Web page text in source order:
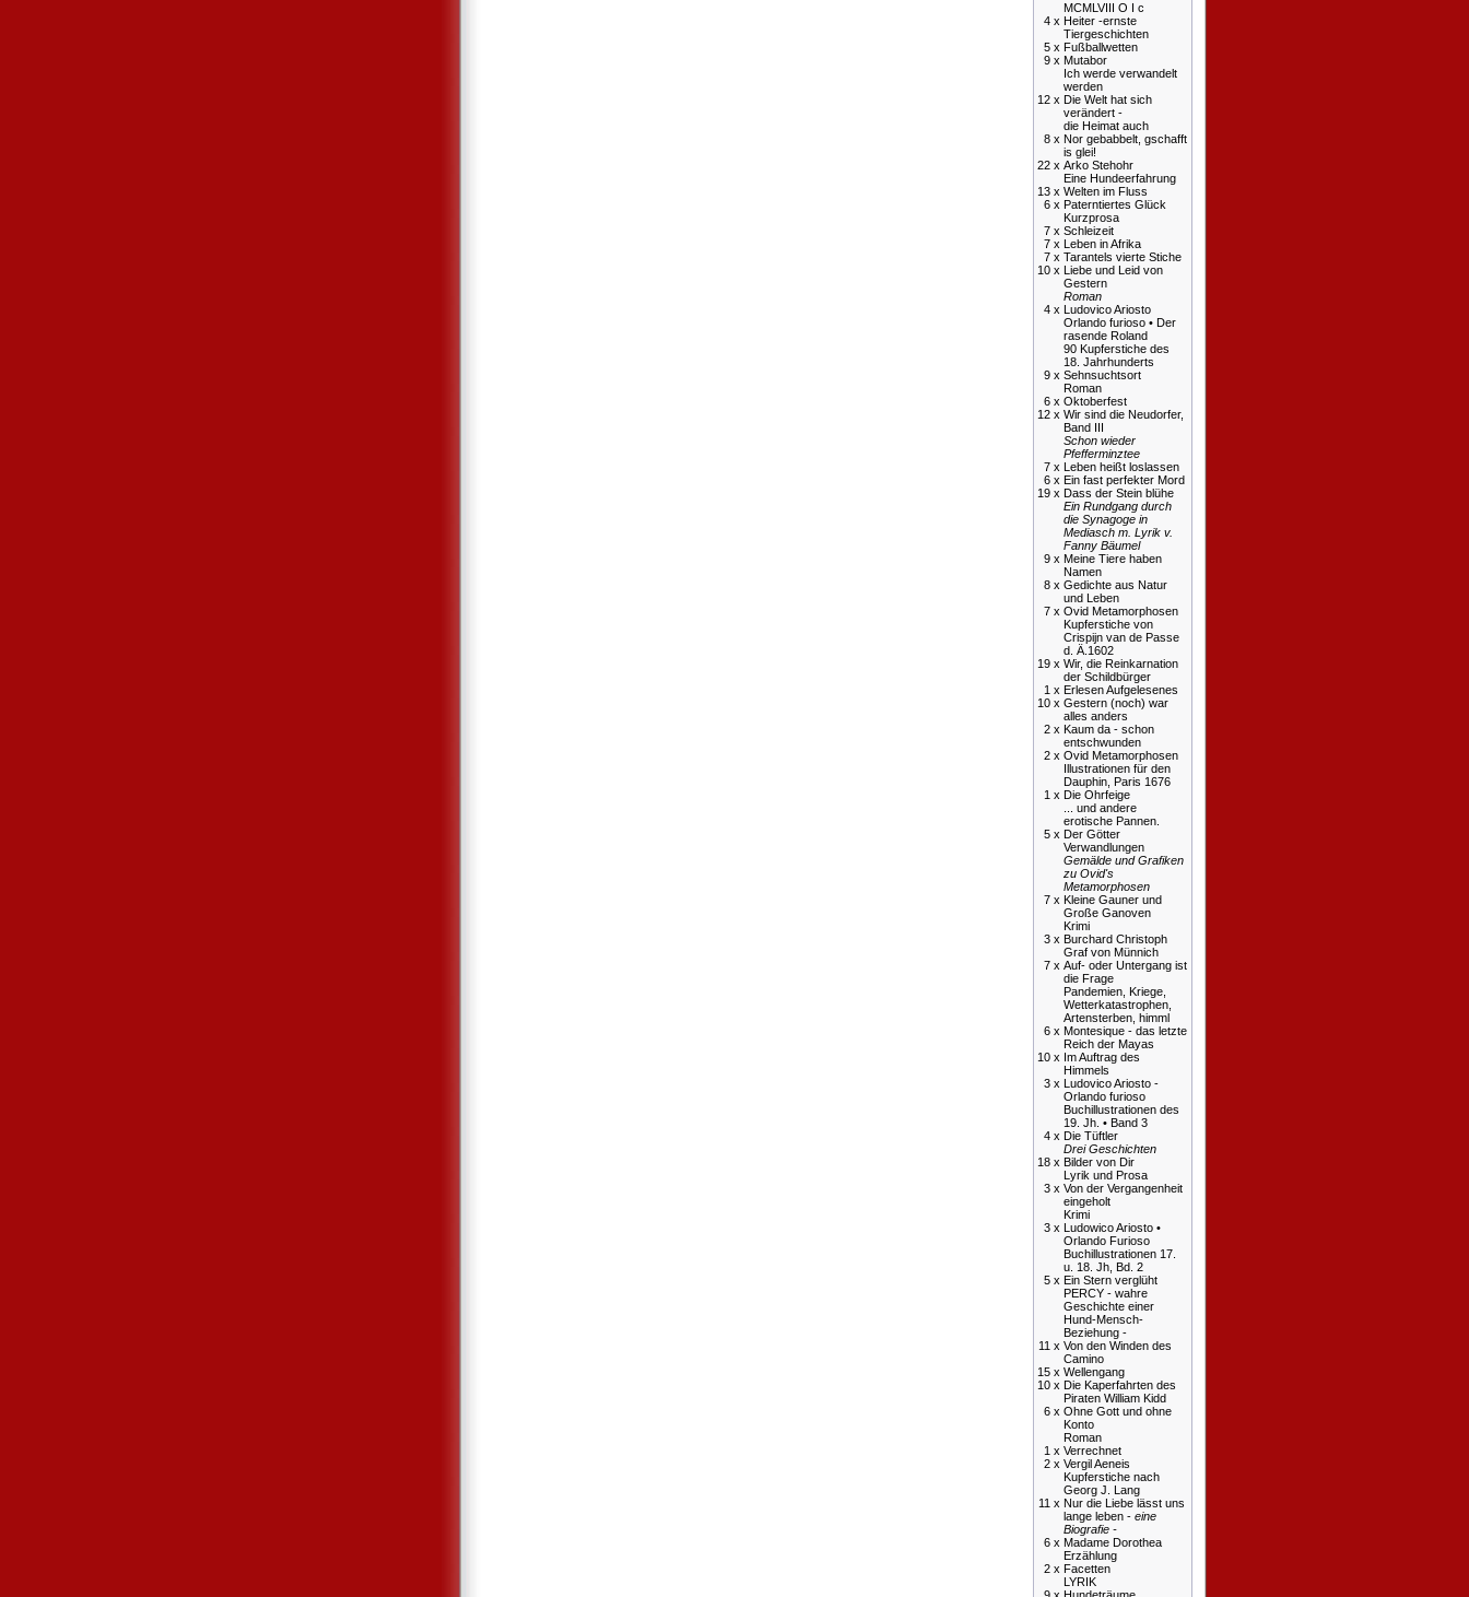
MCMLVIII O I c
4 x Heiter -ernste
Tiergeschichten
5 x Fußballwetten
9 x Mutabor
Ich werde verwandelt
werden
12 x Die Welt hat sich
verändert -
die Heimat auch
8 x Nor gebabbelt, gschafft
is glei!
22 x Arko Stehohr
Eine Hundeerfahrung
13 x Welten im Fluss
6 x Paterntiertes Glück
Kurzprosa
7 x Schleizeit
7 x Leben in Afrika
7 x Tarantels vierte Stiche
10 x Liebe und Leid von
Gestern
Roman
4 x Ludovico Ariosto
Orlando furioso • Der
rasende Roland
90 Kupferstiche des
18. Jahrhunderts
9 x Sehnsuchtsort
Roman
6 x Oktoberfest
12 x Wir sind die Neudorfer,
Band III
Schon wieder
Pfefferminztee
7 x Leben heißt loslassen
6 x Ein fast perfekter Mord
19 x Dass der Stein blühe
Ein Rundgang durch
die Synagoge in
Mediasch m. Lyrik v.
Fanny Bäumel
9 x Meine Tiere haben
Namen
8 x Gedichte aus Natur
und Leben
7 x Ovid Metamorphosen
Kupferstiche von
Crispijn van de Passe
d. Ä.1602
19 x Wir, die Reinkarnation
der Schildbürger
1 x Erlesen Aufgelesenes
10 x Gestern (noch) war
alles anders
2 x Kaum da - schon
entschwunden
2 x Ovid Metamorphosen
Illustrationen für den
Dauphin, Paris 1676
1 x Die Ohrfeige
... und andere
erotische Pannen.
5 x Der Götter
Verwandlungen
Gemälde und Grafiken
zu Ovid's
Metamorphosen
7 x Kleine Gauner und
Große Ganoven
Krimi
3 x Burchard Christoph
Graf von Münnich
7 x Auf- oder Untergang ist
die Frage
Pandemien, Kriege,
Wetterkatastrophen,
Artensterben, himml
6 x Montesique - das letzte
Reich der Mayas
10 x Im Auftrag des
Himmels
3 x Ludovico Ariosto -
Orlando furioso
Buchillustrationen des
19. Jh. • Band 3
4 x Die Tüftler
Drei Geschichten
18 x Bilder von Dir
Lyrik und Prosa
3 x Von der Vergangenheit
eingeholt
Krimi
3 x Ludowico Ariosto •
Orlando Furioso
Buchillustrationen 17.
u. 18. Jh, Bd. 2
5 x Ein Stern verglüht
PERCY - wahre
Geschichte einer
Hund-Mensch-
Beziehung -
11 x Von den Winden des
Camino
15 x Wellengang
10 x Die Kaperfahrten des
Piraten William Kidd
6 x Ohne Gott und ohne
Konto
Roman
1 x Verrechnet
2 x Vergil Aeneis
Kupferstiche nach
Georg J. Lang
11 x Nur die Liebe lässt uns
lange leben - eine
Biografie -
6 x Madame Dorothea
Erzählung
2 x Facetten
LYRIK